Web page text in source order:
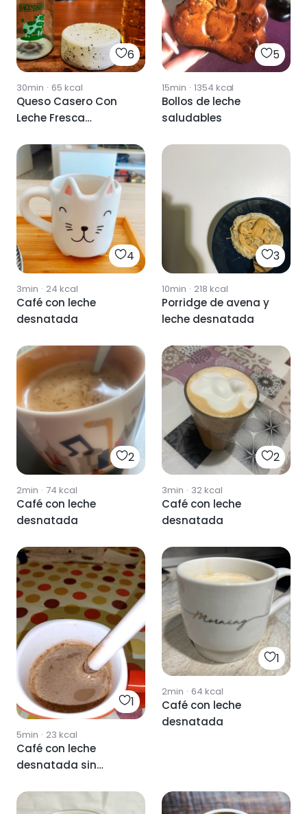
6
30min · 65 kcal
Queso Casero Con
Leche Fresca
5
15min · 1354 kcal
Bollos de leche
saludables
4
3min · 24 kcal
Café con leche
desnatada
3
10min · 218 kcal
Porridge de avena y
leche desnatada
2
2min · 74 kcal
Café con leche
desnatada
2
3min · 32kcal
Café con leche
desnatada
1
5min · 23 kcal
Café con leche
desnatada sin
1
2min · 64 kcal
Café con leche
desnatada